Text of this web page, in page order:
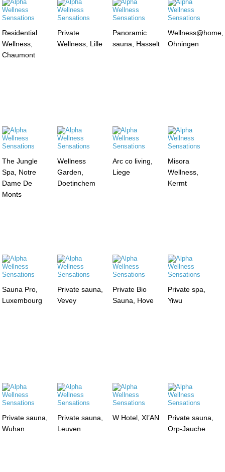
Residential
Wellness,
Chaumont
Private
Wellness, Lille
Panoramic
sauna, Hasselt
Wellness@home,
Ohningen
The Jungle
Spa, Notre
Dame De
Monts
Wellness
Garden,
Doetinchem
Arc co living,
Liege
Misora
Wellness,
Kermt
Sauna Pro,
Luxembourg
Private sauna,
Vevey
Private Bio
Sauna, Hove
Private spa,
Yiwu
Private sauna,
Wuhan
Private sauna,
Leuven
W Hotel, XI’AN
Private sauna,
Orp-Jauche